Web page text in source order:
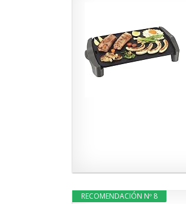
RECOMENDACIÓN Nº 8